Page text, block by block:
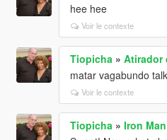
hee hee
Voir le contexte
Tiopicha » Atirador
matar vagabundo
Voir le contexte
Tiopicha » Iron